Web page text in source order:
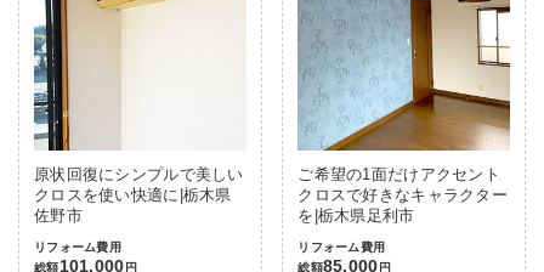
原状回復にシンプルで美しい
クロスを使い快適に|栃木県
佐野市
リフォーム費用
総額101,000 円
ご希望の1面だけアクセント
クロスで好きなキャラクター
を|栃木県足利市
リフォーム費用
総額85,000 円